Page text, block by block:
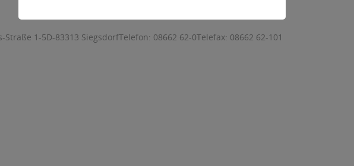
1-5D-83313 SiegsdorfTelefon: 08662 62-0Telefax: 08662 62-101